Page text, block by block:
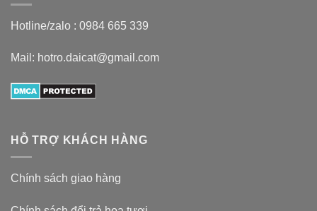
Hotline/zalo : 0984 665 339
Mail: hotro.daicat@gmail.com
HỖ TRỢ KHÁCH HÀNG
Chính sách giao hàng